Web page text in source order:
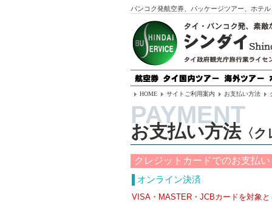
バンコク発航空券、パッケージツアー、ホテ
HOME サイトご利用案内 お支払い方法
お支払い方法〈ク
クレジットカードでのお支払い
オンライン決済
VISA・MASTER・JCBカードを対象